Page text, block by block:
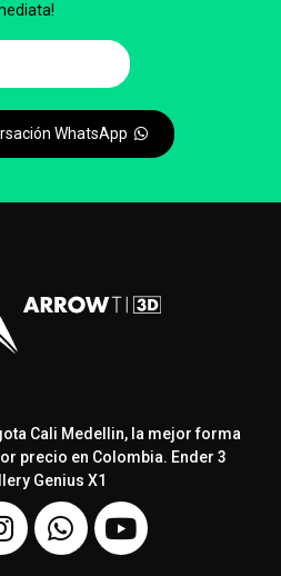
WhatsApp
Cali Medellin, la mejor forma
precio en Colombia. Ender 3
Genius X1